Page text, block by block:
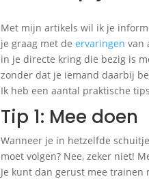
Met mijn artikels wil ik je
je graag met deervaringen van
in je directe kring die bezig is
zonder dat je iemand daarbij
Ik heb een aantal praktische
Tip 1: Mee doen
Wanneer je in hetzelfde
moet volgen? Nee, zeker niet!
Je kunt dan gerust mee